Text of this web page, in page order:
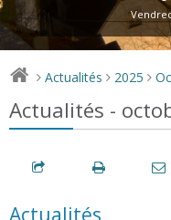
> Actualités > 2025 >
Actualités -
Actualités